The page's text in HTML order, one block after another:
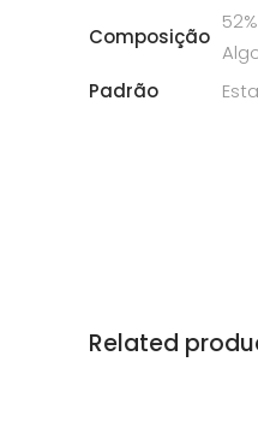
Composição
Padrão
Related